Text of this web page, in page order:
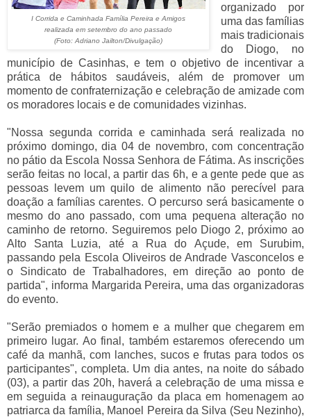
I Corrida e Caminhada Família Pereira e Amigos
realizada em setembro do ano passado
(Foto: Adriano Jailton/Divulgação)
organizado por
uma das famílias
mais tradicionais
do Diogo, no
município de Casinhas, e tem o objetivo de incentivar a
prática de hábitos saudáveis, além de promover um
momento de confraternização e celebração de amizade com
os moradores locais e de comunidades vizinhas.
"Nossa segunda corrida e caminhada será realizada no
próximo domingo, dia 04 de novembro, com concentração
no pátio da Escola Nossa Senhora de Fátima. As inscrições
serão feitas no local, a partir das 6h, e a gente pede que as
pessoas levem um quilo de alimento não perecível para
doação a famílias carentes. O percurso será basicamente o
mesmo do ano passado, com uma pequena alteração no
caminho de retorno. Seguiremos pelo Diogo 2, próximo ao
Alto Santa Luzia, até a Rua do Açude, em Surubim,
passando pela Escola Oliveiros de Andrade Vasconcelos e
o Sindicato de Trabalhadores, em direção ao ponto de
partida", informa Margarida Pereira, uma das organizadoras
do evento.
"Serão premiados o homem e a mulher que chegarem em
primeiro lugar. Ao final, também estaremos oferecendo um
café da manhã, com lanches, sucos e frutas para todos os
participantes", completa. Um dia antes, na noite do sábado
(03), a partir das 20h, haverá a celebração de uma missa e
em seguida a reinauguração da placa em homenagem ao
patriarca da família, Manoel Pereira da Silva (Seu Nezinho),